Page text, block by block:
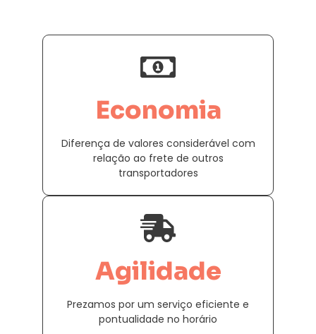
Economia
Diferença de valores considerável com
relação ao frete de outros
transportadores
Agilidade
Prezamos por um serviço eficiente e
pontualidade no horário